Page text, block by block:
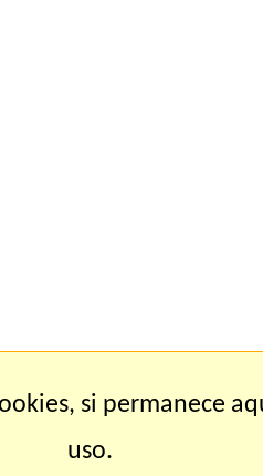
si permanece
uso.